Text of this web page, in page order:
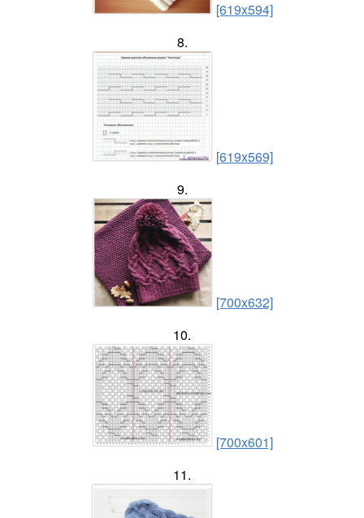
[619x594]
8.
[619x569]
9.
[700x632]
10.
[700x601]
11.